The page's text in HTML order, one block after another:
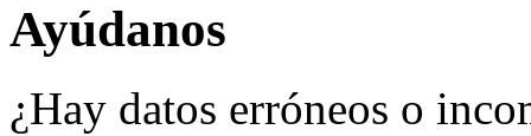
Ayúdanos
¿Hay datos erróneos o